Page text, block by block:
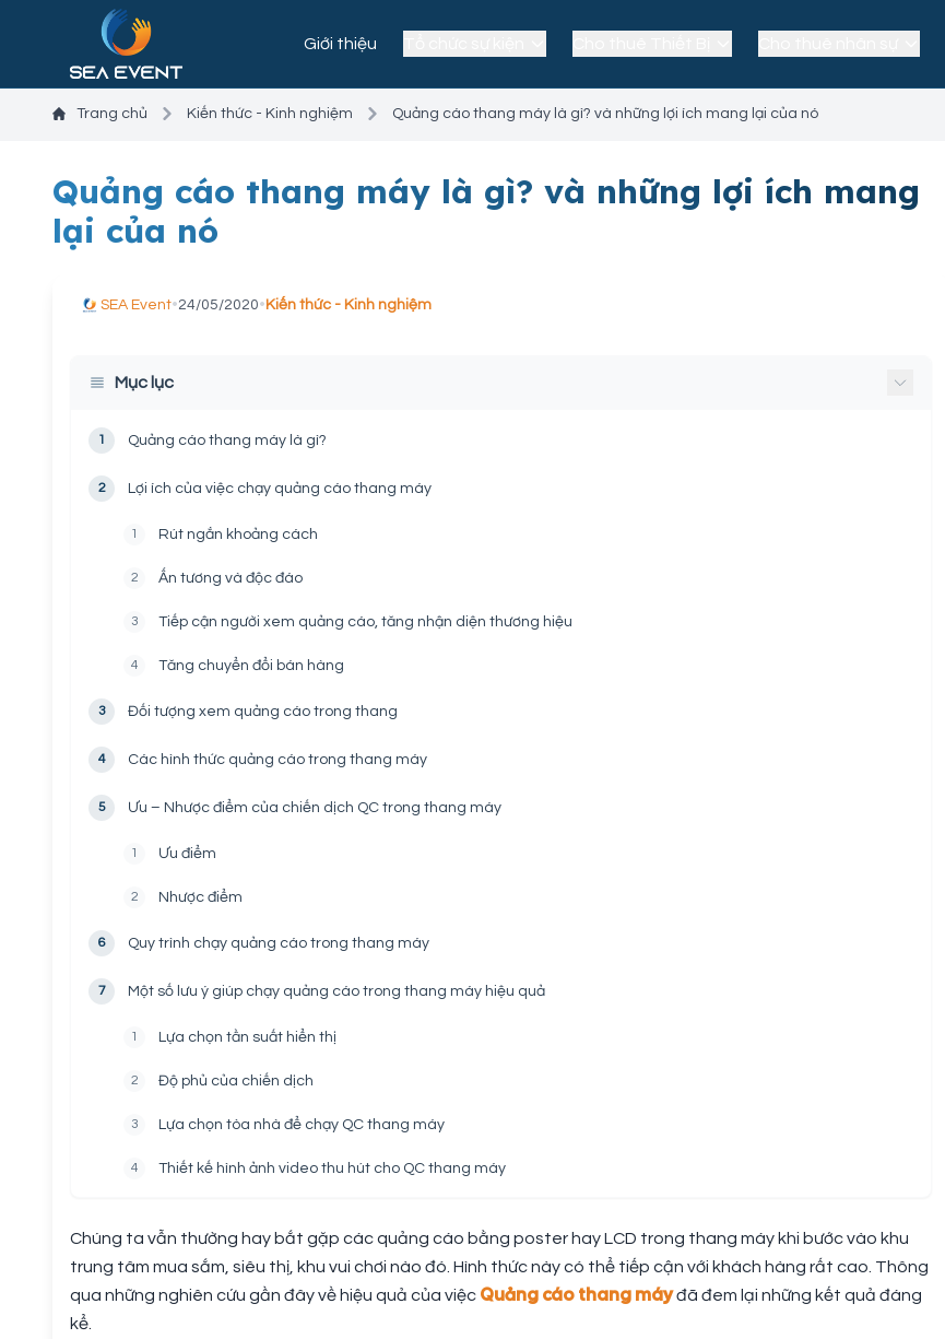
Giới thiệu
Trang chủ Kiến thức - Kinh nghiệm Quảng cáo thang máy là gì? và những lợi ích mang lại của nó
Quảng cáo thang máy là gì? và những lợi ích mang
lại của nó
SEA Event•24/05/2020• Kiến thức - Kinh nghiệm
Mục lục
1 Quảng cáo thang máy là gì?
2 Lợi ích của việc chạy quảng cáo thang máy
1 Rút ngắn khoảng cách
2 Ấn tương và độc đáo
3 Tiếp cận người xem quảng cáo, tăng nhận diện thương hiệu
4 Tăng chuyển đổi bán hàng
3 Đối tượng xem quảng cáo trong thang
4 Các hình thức quảng cáo trong thang máy
5 Ưu – Nhược điểm của chiến dịch QC trong thang máy
1 Ưu điểm
2 Nhược điểm
6 Quy trình chạy quảng cáo trong thang máy
7 Một số lưu ý giúp chạy quảng cáo trong thang máy hiệu quả
1 Lựa chọn tần suất hiển thị
2 Độ phủ của chiến dịch
3 Lựa chọn tòa nhà để chạy QC thang máy
4 Thiết kế hình ảnh video thu hút cho QC thang máy
Chúng ta vẫn thường hay bắt gặp các quảng cáo bằng poster hay LCD trong thang máy khi bước vào khu
trung tâm mua sắm, siêu thị, khu vui chơi nào đó. Hình thức này có thể tiếp cận với khách hàng rất cao. Thông
qua những nghiên cứu gần đây về hiệu quả của việc Quảng cáo thang máyđã đem lại những kết quả đáng
kể.